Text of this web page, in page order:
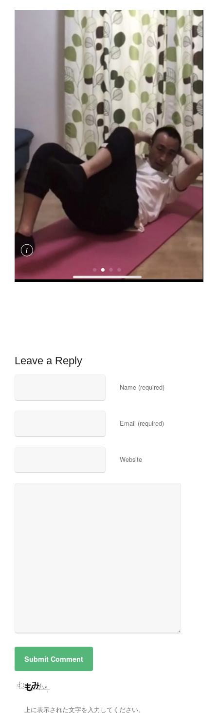
Leave a Reply
Name (required)
Email (required)
Website
上に表示された文字を入力してください。